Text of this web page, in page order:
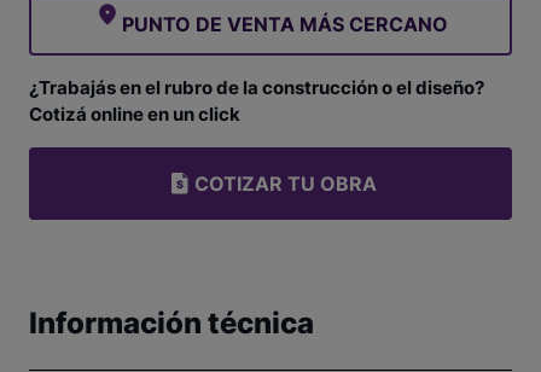
PUNTO DE VENTA MÁS CERCANO
¿Trabajás en el rubro de la construcción o el diseño?
Cotizá online en un click
COTIZAR TU OBRA
Información técnica